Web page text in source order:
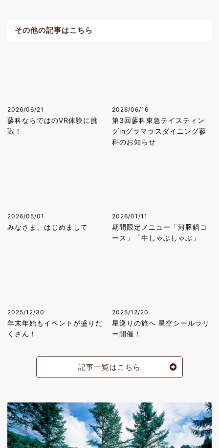
その他の記事はこちら
2026/06/21
蓼科ならではのVR体験に挑
戦！
2026/06/16
第3回蓼科東急テイスティン
グinグラマラスダイニング蓼
科のお知らせ
2026/05/01
みなさま、はじめまして
2026/01/11
期間限定メニュー「河豚鍋コ
ース」「牛しゃぶしゃぶ」
2025/12/30
年末年始もイベントが盛りだ
くさん！
2025/12/20
星巡りの旅へ 星空シールラリ
ー開催！
記事一覧はこちら